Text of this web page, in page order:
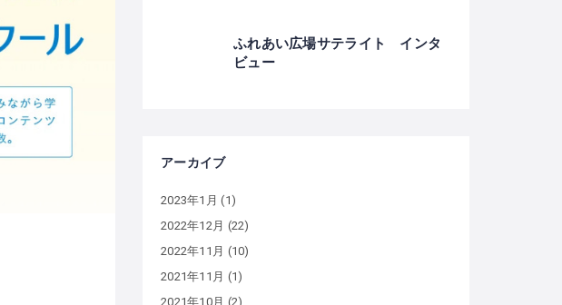
ふれあい広場サテライト インタ
ビュー
アーカイブ
2023年1月 (1)
2022年12月 (22)
2022年11月 (10)
2021年11月 (1)
2021年10月 (2)